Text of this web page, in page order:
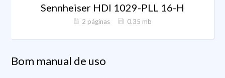
Sennheiser HDI 1029-PLL 16-H
2 páginas 0.35 mb
Bom manual de uso